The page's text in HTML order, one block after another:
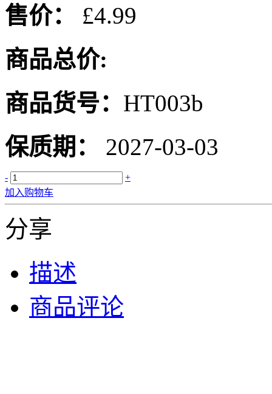
售价：
£4.99
商品总价:
商品货号： HT003b
保质期： 2027-03-03
-
+
加入购物车
分享
描述
商品评论